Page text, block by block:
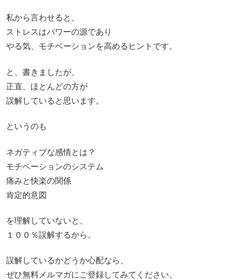
私から言わせると、
ストレスはパワーの源であり
やる気、モチベーションを高めるヒントです。
と、書きましたが、
正直、ほとんどの方が
誤解していると思います。
というのも
ネガティブな感情とは？
モチベーションのシステム
痛みと快楽の関係
肯定的意図
を理解していないと、
１００％誤解するから。
誤解しているかどうか心配なら、
ぜひ無料メルマガにご登録してみてください。